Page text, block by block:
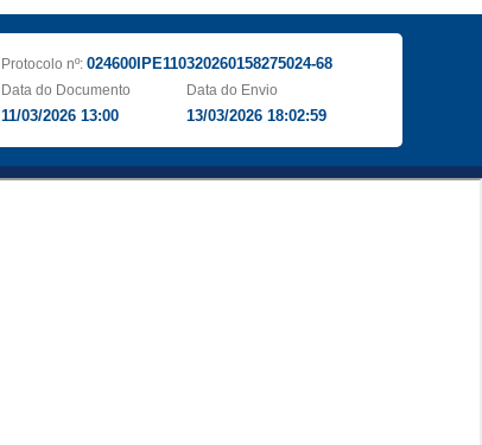
Protocolo nº: 024600IPE110320260158275024-68
Data do Documento
11/03/2026 13:00
Data do Envio
13/03/2026 18:02:59